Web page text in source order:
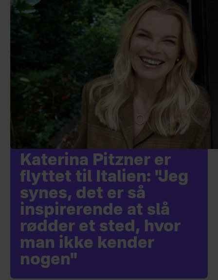
Katerina Pitzner er
flyttet til Italien: "Jeg
synes, det er så
inspirerende at slå
rødder et sted, hvor
man ikke kender
nogen"